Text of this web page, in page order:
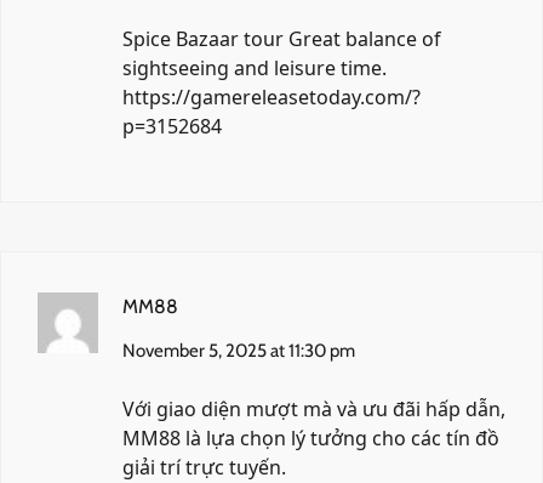
Spice Bazaar tour Great balance of
sightseeing and leisure time.
https://gamereleasetoday.com/?
p=3152684
MM88
November 5, 2025 at 11:30 pm
Với giao diện mượt mà và ưu đãi hấp dẫn,
MM88 là lựa chọn lý tưởng cho các tín đồ
giải trí trực tuyến.